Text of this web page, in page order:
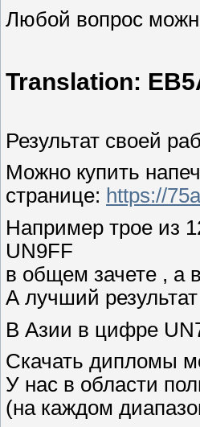
Любой вопрос
Translation:
Результат своей
Можно купить
странице: https://
Например трое из
UN9FF
в общем зачете , а
А лучший
В Азии в цифре
Скачать дипломы
У нас в области
(на каждом